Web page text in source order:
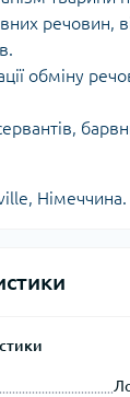
речовин,
обміну
Німеччина.